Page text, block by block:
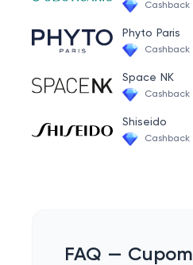
Cashback
Phyto Paris
Cashback
Space NK
Cashback
Shiseido
FAQ —